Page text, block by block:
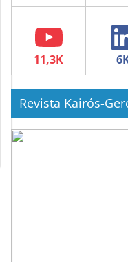
YouTube
Revista Kairós-